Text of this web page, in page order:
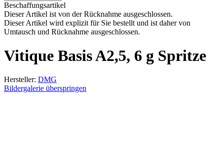
Beschaffungsartikel
Dieser Artikel ist von der Rücknahme ausgeschlossen.
Dieser Artikel wird explizit für Sie bestellt und ist daher von
Umtausch und Rücknahme ausgeschlossen.
Vitique Basis A2,5, 6 g Spritze
Hersteller: DMG
Bildergalerie überspringen